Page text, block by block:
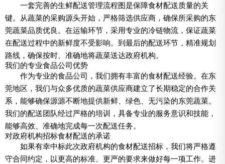
一套完善的生鲜配送管理流程图是保障食材配送质量的关
键。从蔬菜的采购源头开始，严格筛选供应商，确保所采购的东
莞蔬菜品质优良。在运输环节，采用专业的冷链物流，保证蔬菜
在配送过程中的新鲜度不受影响。到最后的配送环节，精准规划
路线，确保按时、准确地将蔬菜送达政府机构。
我们的专业食品公司优势
作为专业的食品公司，我们拥有丰富的食材配送经验。在东
莞地区，我们与众多优质的蔬菜供应商建立了长期稳定的合作关
系，能够确保源源不断地提供新鲜、绿色、无污染的东莞蔬菜。
我们的配送团队经过严格的培训，具备专业的服务意识和技能，
能够高效、准确地完成每一次配送任务。
对政府机构招标食材配送的承诺
如果有幸中标此次政府机构的食材配送招标，我们将严格遵
守合同约定，以更高的标准、更严的要求来做好每一项工作。进